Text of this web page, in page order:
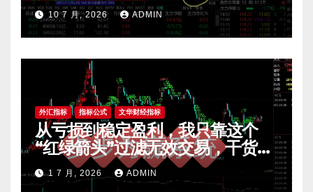
10 7 月, 2026 ADMIN
外汇指标 指标公式 文华财经指标
从亏损到稳定盈利，我只靠这个
“红绿箭头”过滤无效交易，干货全
公开 mt4指标
1 7 月, 2026 ADMIN